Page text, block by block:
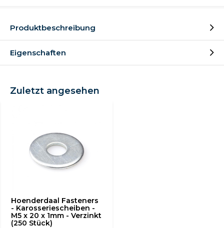
Produktbeschreibung
Eigenschaften
Zuletzt angesehen
Hoenderdaal Fasteners
- Karosseriescheiben -
M5 x 20 x 1mm - Verzinkt
(250 Stück)